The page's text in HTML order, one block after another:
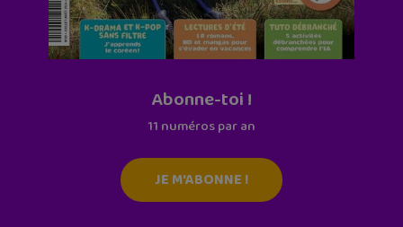
Abonne-toi !
11 numéros par an
JE M'ABONNE !